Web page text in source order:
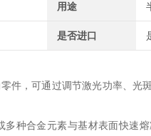
用途
是否进口
件，可通过调节激光功率、光
多种合金元素与基材表面快速